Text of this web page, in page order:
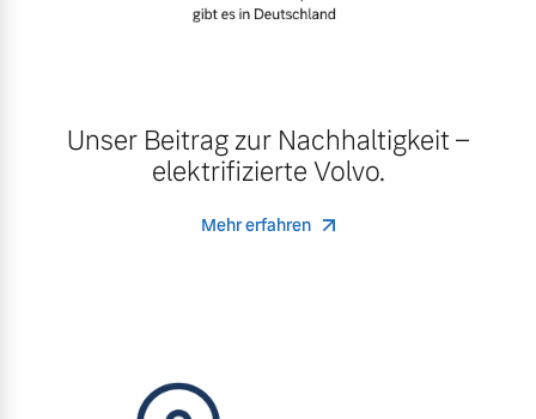
Unser Beitrag zur Nachhaltigkeit –
elektrifizierte Volvo.
Mehr erfahren